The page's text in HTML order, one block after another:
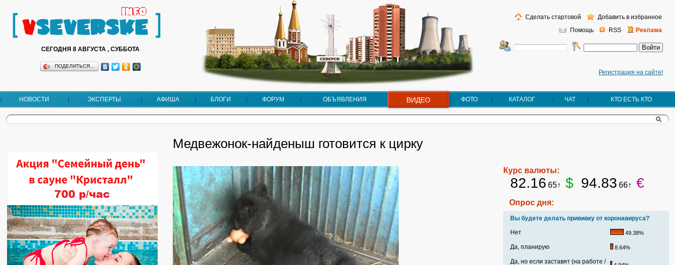
СЕГОДНЯ 8 АВГУСТА , СУББОТА
ПОДЕЛИТЬСЯ…
Регистрация на сайте!
Помощь RSS Реклама
Сделать стартовой Добавить в избранное
НОВОСТИ ЭКСПЕРТЫ АФИША БЛОГИ ФОРУМ ОБЪЯВЛЕНИЯ ВИДЕО ФОТО КАТАЛОГ ЧАТ КТО ЕСТЬ КТО
Медвежонок-найденыш готовится к цирку
Курс валюты:
82.16 65↑ $ 94.83 66↑ €
Опрос дня:
Вы будете делать прививку от коронавируса?
Нет
49.38%
Да, планирую 8.64%
Да, но если заставят (на работе /